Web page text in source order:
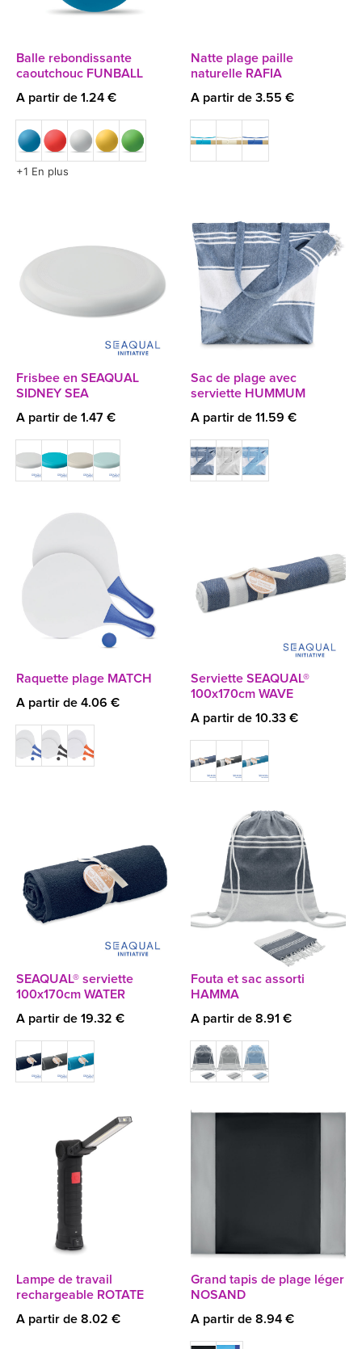
Balle rebondissante
caoutchouc FUNBALL
A partir de 1.24 €
+1 En plus
Natte plage paille
naturelle RAFIA
A partir de 3.55 €
Frisbee en SEAQUAL
SIDNEY SEA
A partir de 1.47 €
Sac de plage avec
serviette HUMMUM
A partir de 11.59 €
Raquette plage MATCH
A partir de 4.06 €
Serviette SEAQUAL®
100x170cm WAVE
A partir de 10.33 €
SEAQUAL® serviette
100x170cm WATER
A partir de 19.32 €
Fouta et sac assorti
HAMMA
A partir de 8.91 €
Lampe de travail
rechargeable ROTATE
A partir de 8.02 €
Grand tapis de plage léger
NOSAND
A partir de 8.94 €